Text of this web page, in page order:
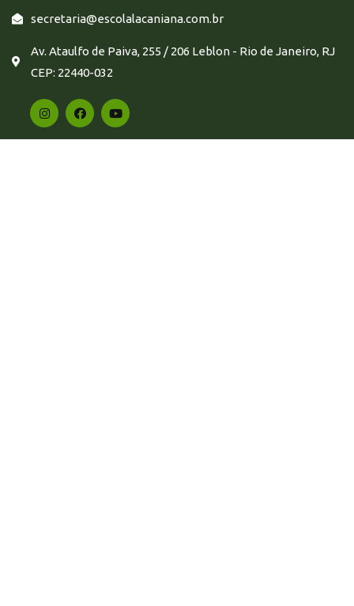
secretaria@escolalacaniana.com.br
Av. Ataulfo de Paiva, 255 / 206 Leblon - Rio de Janeiro, RJ
CEP: 22440-032